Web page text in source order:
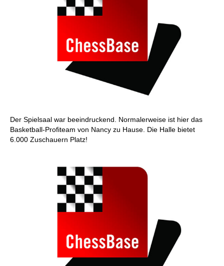
Der Spielsaal war beeindruckend. Normalerweise ist hier das
Basketball-Profiteam von Nancy zu Hause. Die Halle bietet
6.000 Zuschauern Platz!